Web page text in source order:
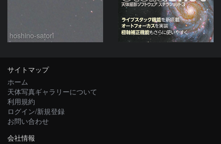
hoshino-satori
サイトマップ
ホーム
天体写真ギャラリーについて
利用規約
ログイン/新規登録
お問い合わせ
会社情報